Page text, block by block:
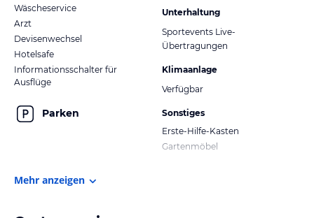
Wäscheservice
Arzt
Devisenwechsel
Hotelsafe
Informationsschalter für
Ausflüge
Parken
Unterhaltung
Sportevents Live-
Übertragungen
Klimaanlage
Verfügbar
Sonstiges
Erste-Hilfe-Kasten
Gartenmöbel
Mehr anzeigen